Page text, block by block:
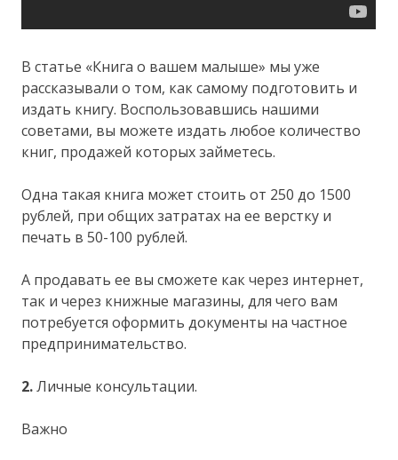
В статье «Книга о вашем малыше» мы уже
рассказывали о том, как самому подготовить и
издать книгу. Воспользовавшись нашими
советами, вы можете издать любое количество
книг, продажей которых займетесь.
Одна такая книга может стоить от 250 до 1500
рублей, при общих затратах на ее верстку и
печать в 50-100 рублей.
А продавать ее вы сможете как через интернет,
так и через книжные магазины, для чего вам
потребуется оформить документы на частное
предпринимательство.
2.Личные консультации.
Важно